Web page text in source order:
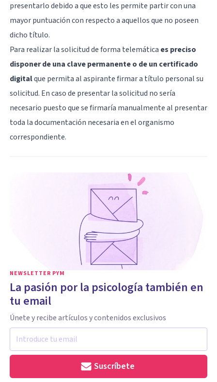
presentarlo debido a que esto les permite partir con una
mayor puntuación con respecto a aquellos que no poseen
dicho título.
Para realizar la solicitud de forma telemática es preciso
disponer de una clave permanente o de un certificado
digitalque permita al aspirante firmar a título personal su
solicitud. En caso de presentar la solicitud no sería
necesario puesto que se firmaría manualmente al presentar
toda la documentación necesaria en el organismo
correspondiente.
NEWSLETTER PYM
La pasión por la psicología también en
tu email
Únete y recibe artículos y contenidos exclusivos
Suscríbete